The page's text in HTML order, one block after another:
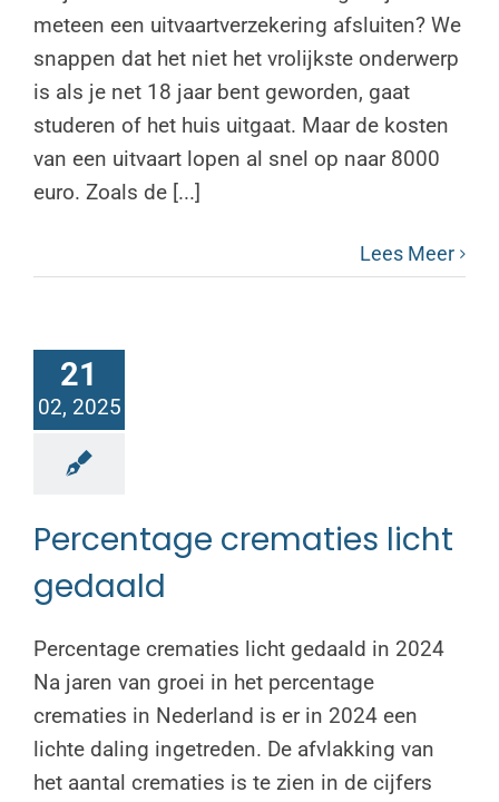
meteen een uitvaartverzekering afsluiten? We
snappen dat het niet het vrolijkste onderwerp
is als je net 18 jaar bent geworden, gaat
studeren of het huis uitgaat. Maar de kosten
van een uitvaart lopen al snel op naar 8000
euro. Zoals de [...]
Lees Meer
21
02, 2025
Percentage crematies licht
gedaald
Percentage crematies licht gedaald in 2024
Na jaren van groei in het percentage
crematies in Nederland is er in 2024 een
lichte daling ingetreden. De afvlakking van
het aantal crematies is te zien in de cijfers